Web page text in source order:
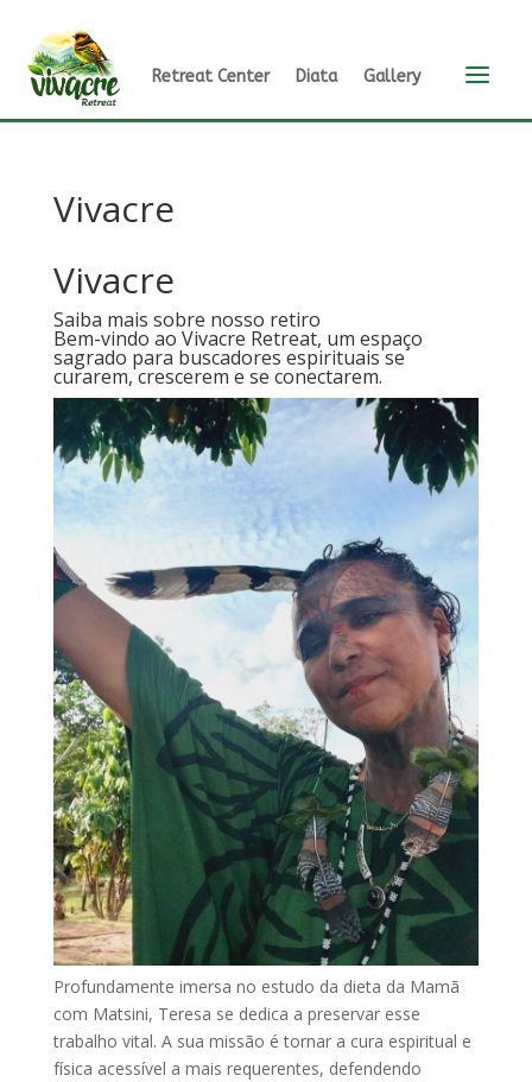
Retreat Center Diata Gallery a
Vivacre
Vivacre​
Saiba mais sobre nosso retiro
Bem-vindo ao Vivacre Retreat, um espaço
sagrado para buscadores espirituais se
curarem, crescerem e se conectarem.
Profundamente imersa no estudo da dieta da Mamã
com Matsini, Teresa se dedica a preservar esse
trabalho vital. A sua missão é tornar a cura espiritual e
física acessível a mais requerentes, defendendo